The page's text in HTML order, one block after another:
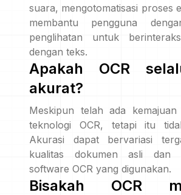
suara, mengotomatisasi proses
membantu pengguna
penglihatan untuk
dengan teks.
Apakah OCR
akurat?
Meskipun telah ada
teknologi OCR, tetapi itu
Akurasi dapat bervariasi
kualitas dokumen asli dan
software OCR yang digunakan.
Bisakah OCR